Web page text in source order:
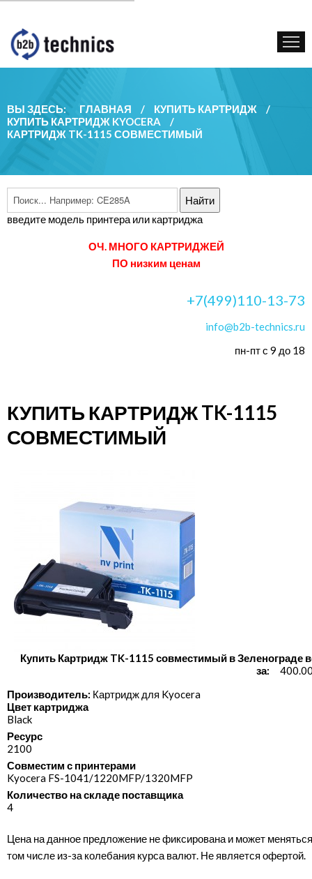
КУПИТЬ КАРТРИДЖ
ГОС. УЧРЕЖДЕНИЯМ
КОНТАКТЫ
ВЫ ЗДЕСЬ: ГЛАВНАЯ / КУПИТЬ КАРТРИДЖ
/
КУПИТЬ КАРТРИДЖ KYOCERA
/
КАРТРИДЖ TK-1115 СОВМЕСТИМЫЙ
введите модель принтера или картриджа
ОЧ. МНОГО КАРТРИДЖЕЙ
ПО низким ценам
+7(499)110-13-73
info@b2b-technics.ru
пн-пт с 9 до 18
КУПИТЬ КАРТРИДЖ TK-1115
СОВМЕСТИМЫЙ
Купить Картридж TK-1115 совместимый в Зеленограде
за:
Производитель: Картридж для Kyocera
Цвет картриджа
Black
Ресурс
2100
Совместим с принтерами
Kyocera FS-1041/​1220MFP/​1320MFP
Количество на складе поставщика
4
Цена на данное предложение не фиксирована и может
том числе из-за колебания курса валют. Не является офертой.